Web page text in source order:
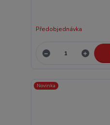
Předobjednávka
Novinka